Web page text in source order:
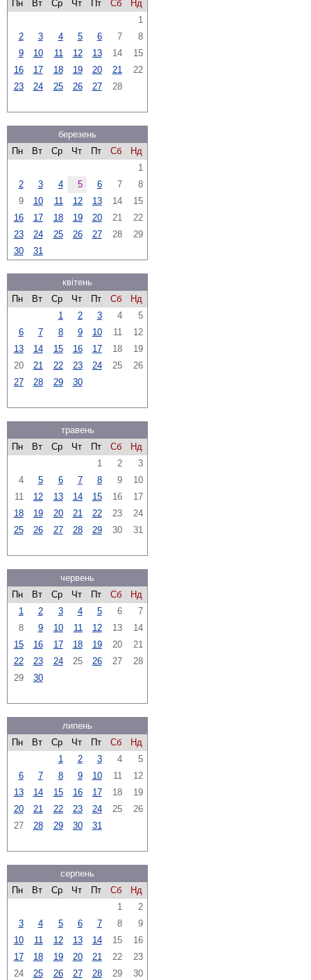
Пн
Вт Ср Чт Пт Сб
Нд
1
2
3 4 5 6 7
8
9
10 11 12 13 14
15
16
17 18 19 20 21
22
23
24 25 26 27 28
березень
Пн
Вт Ср Чт Пт Сб
Нд
1
2
3 4 5 6 7
8
9
10 11 12 13 14
15
16
17 18 19 20 21
22
23
24 25 26 27 28
29
30
31
квітень
Пн
Вт Ср Чт Пт Сб
Нд
1
2 3 4
5
6
7 8 9 10 11
12
13
14 15 16 17 18
19
20
21 22 23 24 25
26
27
28 29 30
травень
Пн
Вт Ср Чт Пт Сб
Нд
1
2
3
4
5 6 7 8 9
10
11
12 13 14 15 16
17
18
19 20 21 22 23
24
25
26 27 28 29 30 31
червень
Пн
Вт Ср Чт Пт Сб
Нд
1
2 3 4 5 6
7
8
9 10 11 12 13
14
15
16 17 18 19 20
21
22
23 24 25 26 27
28
29
30
липень
Пн
Вт Ср Чт Пт Сб
Нд
1
2 3 4
5
6
7 8 9 10 11
12
13
14 15 16 17 18
19
20
21 22 23 24 25
26
27
28 29 30 31
серпень
Пн
Вт Ср Чт Пт Сб
Нд
1
2
3
4 5 6 7 8
9
10
11 12 13 14 15
16
17
18 19 20 21 22
23
24
25 26 27 28 29 30